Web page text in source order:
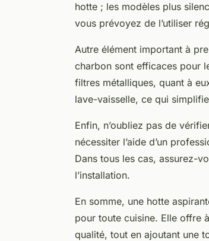
hotte ; les modèles plus
vous prévoyez de l’utiliser
Autre élément important à
charbon sont efficaces pour
filtres métalliques, quant à
lave-vaisselle, ce qui
Enfin, n’oubliez pas de
nécessiter l’aide d’un
Dans tous les cas, assurez-
l’installation.
En somme, une hotte
pour toute cuisine. Elle offre
qualité, tout en ajoutant une